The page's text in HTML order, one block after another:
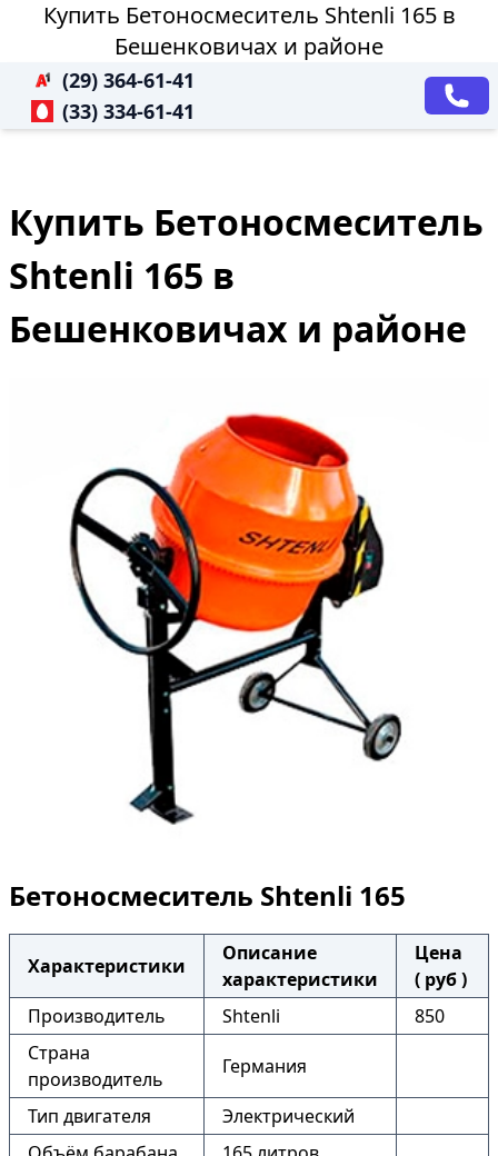
Купить Бетоносмеситель Shtenli 165 в
Бешенковичах и районе
(29) 364-61-41
(33) 334-61-41
Купить Бетоносмеситель
Shtenli 165 в
Бешенковичах и районе
Бетоносмеситель Shtenli 165
Характеристики
Описание
характеристики
Цена
( руб )
Производитель
Shtenli
850
Страна
производитель
Германия
Тип двигателя
Электрический